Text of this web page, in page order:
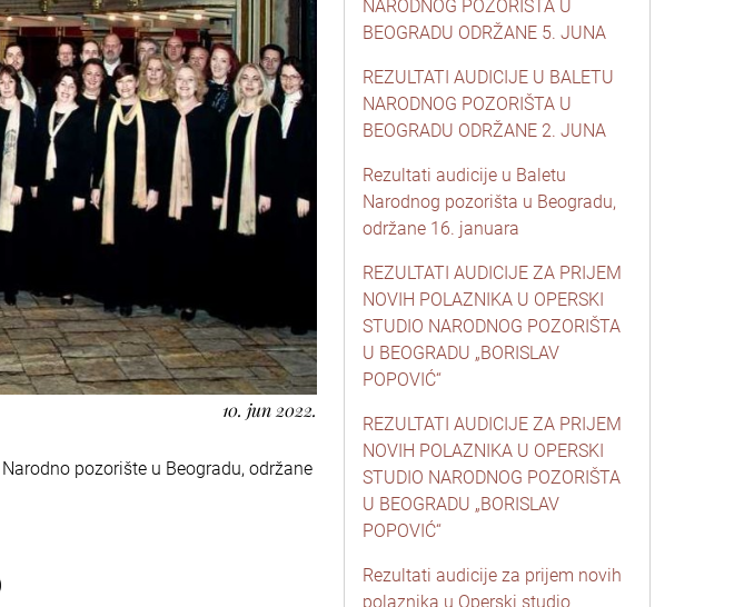
10. jun 2022.
pozorište u Beogradu, održane
NARODNOG POZORIŠTA U
BEOGRADU ODRŽANE 5. JUNA
REZULTATI AUDICIJE U BALETU
NARODNOG POZORIŠTA U
BEOGRADU ODRŽANE 2. JUNA
Rezultati audicije u Baletu
Narodnog pozorišta u Beogradu,
održane 16. januara
REZULTATI AUDICIJE ZA PRIJEM
NOVIH POLAZNIKA U OPERSKI
STUDIO NARODNOG POZORIŠTA
U BEOGRADU „BORISLAV
POPOVIĆ“
REZULTATI AUDICIJE ZA PRIJEM
NOVIH POLAZNIKA U OPERSKI
STUDIO NARODNOG POZORIŠTA
U BEOGRADU „BORISLAV
POPOVIĆ“
Rezultati audicije za prijem novih
polaznika u Operski studio